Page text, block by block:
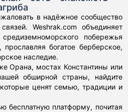
в надёжное сообщество
Weshrak.com объединяет
побережья
богатое берберское,
наследие.
Орана, мостах Константины или
обширной страны, найдите
ценят семью, традиции и
бесплатную платформу, почитая